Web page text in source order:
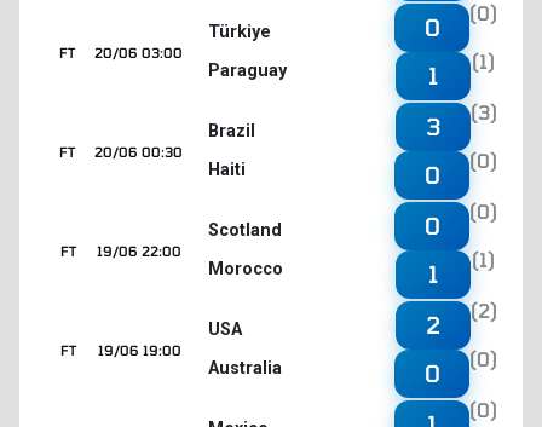
20/06 03:00
FT
Türkiye
Paraguay
0
(0)
1
(1)
20/06 00:30
FT
Brazil
Haiti
3
(3)
0
(0)
19/06 22:00
FT
Scotland
Morocco
0
(0)
1
(1)
19/06 19:00
FT
USA
Australia
2
(2)
0
(0)
(0)